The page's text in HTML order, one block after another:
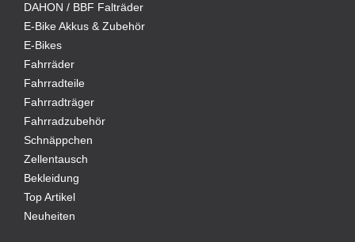
DAHON / BBF Falträder
E-Bike Akkus & Zubehör
E-Bikes
Fahrräder
Fahrradteile
Fahrradträger
Fahrradzubehör
Schnäppchen
Zellentausch
Bekleidung
Top Artikel
Neuheiten